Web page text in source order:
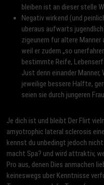
bleiben ist an dieser stelle
Negativ wirkend (und
uberaus aufwarts
zigeunern fur altere
weil er zudem „so
bestimmte Reife,
Just denn einander Manner,
jeweilige bessere Halfte,
seien sie durch jungeren
Je dich ist und bleibt Der Flirt
amyotrophic lateral sclerosis
kennst du unbedingt jedoch
macht Spa? und wird attraktiv,
Pro aus, denen Dies anmachen
keineswegs uber Kenntnisse